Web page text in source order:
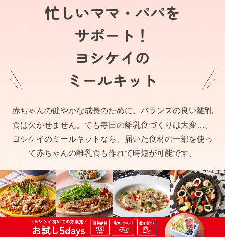
忙しいママ・パパを
サポート！
ヨシケイの
ミールキット
赤ちゃんの健やかな成長のために、バランスの良い離乳
食は欠かせません。でも毎日の離乳食づくりは大変…。
ヨシケイのミールキットなら、届いた食材の一部を使っ
て赤ちゃんの離乳食も作れて時短が可能です。